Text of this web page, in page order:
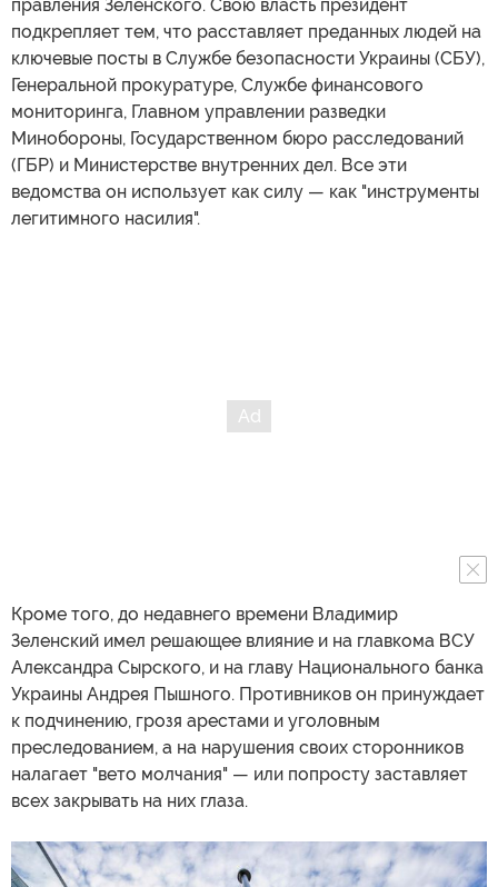
правления Зеленского. Свою власть президент
подкрепляет тем, что расставляет преданных людей на
ключевые посты в Службе безопасности Украины (СБУ),
Генеральной прокуратуре, Службе финансового
мониторинга, Главном управлении разведки
Минобороны, Государственном бюро расследований
(ГБР) и Министерстве внутренних дел. Все эти
ведомства он использует как силу — как "инструменты
легитимного насилия".
Кроме того, до недавнего времени Владимир
Зеленский имел решающее влияние и на главкома ВСУ
Александра Сырского, и на главу Национального банка
Украины Андрея Пышного. Противников он принуждает
к подчинению, грозя арестами и уголовным
преследованием, а на нарушения своих сторонников
налагает "вето молчания" — или попросту заставляет
всех закрывать на них глаза.